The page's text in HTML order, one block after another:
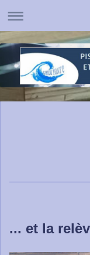
... et la